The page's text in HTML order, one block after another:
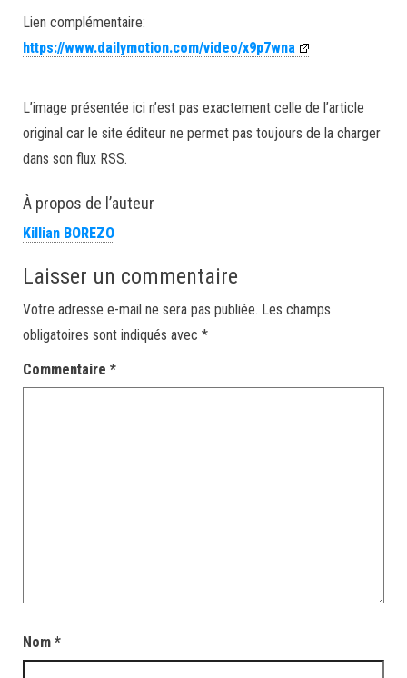
Lien complémentaire:
https://www.dailymotion.com/video/x9p7wna
L’image présentée ici n’est pas exactement celle de l’article
original car le site éditeur ne permet pas toujours de la charger
dans son flux RSS.
À propos de l’auteur
Killian BOREZO
Laisser un commentaire
Votre adresse e-mail ne sera pas publiée. Les champs
obligatoires sont indiqués avec *
Commentaire *
Nom *